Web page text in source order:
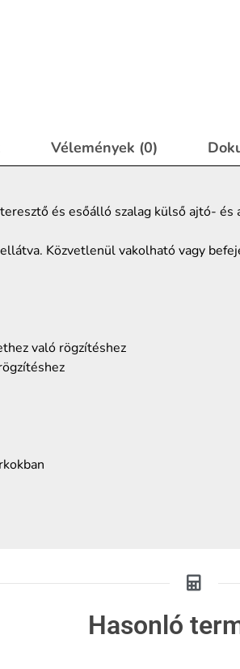
Vélemények (0)
és esőálló szalag külső ajtó-
Közvetlenül vakolható vagy
való rögzítéshez
Hasonló